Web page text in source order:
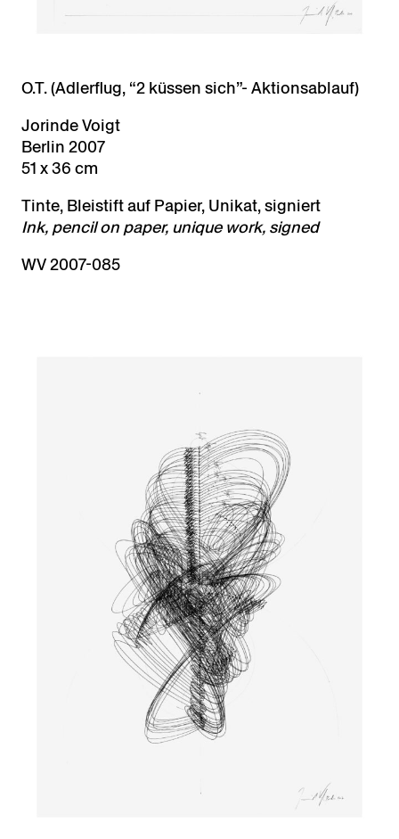
O.T. (Adlerflug, “2 küssen sich”- Aktionsablauf)
Jorinde Voigt
Berlin 2007
51 x 36 cm
Tinte, Bleistift auf Papier, Unikat, signiert
Ink, pencil on paper, unique work, signed
WV 2007-085